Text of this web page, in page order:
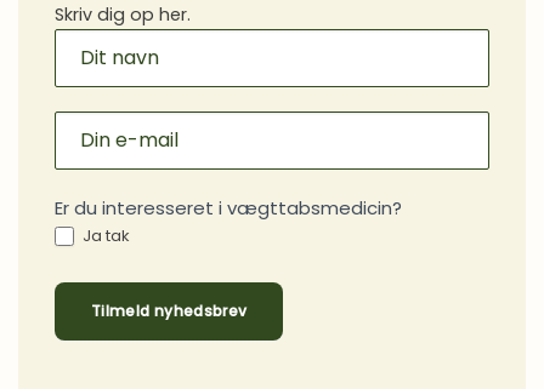
Skriv dig op her.
MAILCHIMP
SIGNUP
Er du interesseret i vægttabsmedicin?
Ja tak
Tilmeld nyhedsbrev